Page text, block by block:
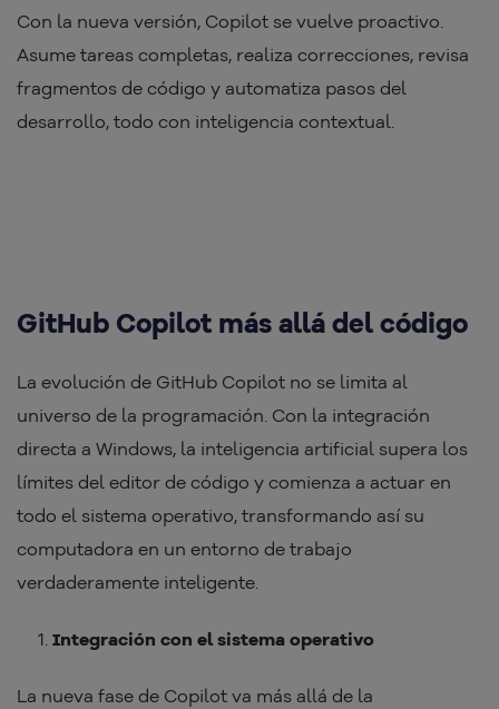
Con la nueva versión, Copilot se vuelve proactivo.
Asume tareas completas, realiza correcciones, revisa
fragmentos de código y automatiza pasos del
desarrollo, todo con inteligencia contextual.
GitHub Copilot más allá del código
La evolución de GitHub Copilot no se limita al
universo de la programación. Con la integración
directa a Windows, la inteligencia artificial supera los
límites del editor de código y comienza a actuar en
todo el sistema operativo, transformando así su
computadora en un entorno de trabajo
verdaderamente inteligente.
Integración con el sistema operativo
La nueva fase de Copilot va más allá de la